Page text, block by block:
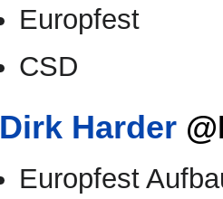
Europfest
CSD
Dirk Harder
Europfest